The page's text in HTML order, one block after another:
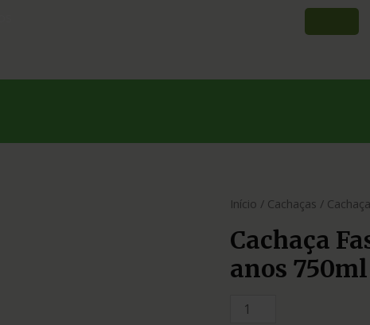
Início / Cachaças /
Cachaça
anos 750ml